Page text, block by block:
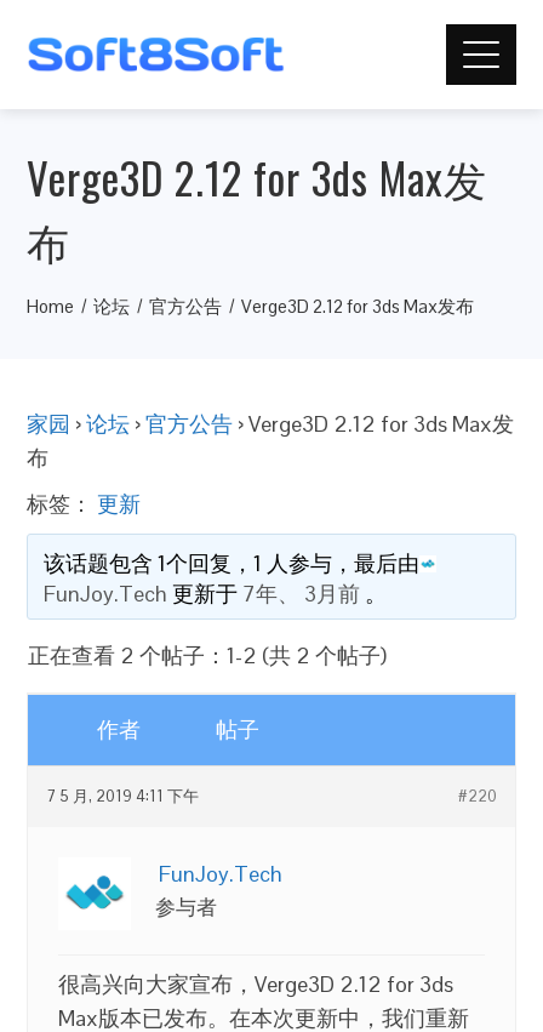
Verge3D 2.12 for 3ds Max发
布
Home 论坛 官方公告 Verge3D 2.12 for 3ds Max发布
家园 ›论坛 ›官方公告 ›Verge3D 2.12 for 3ds Max发
布
标签： 更新
该话题包含 1个回复，1 人参与，最后由
FunJoy.Tech 更新于 7年、 3月前 。
正在查看 2 个帖子：1-2 (共 2 个帖子)
作者 帖子
7 5 月, 2019 4:11 下午 #220
FunJoy.Tech
参与者
很高兴向大家宣布，Verge3D 2.12 for 3ds
Max版本已发布。在本次更新中，我们重新